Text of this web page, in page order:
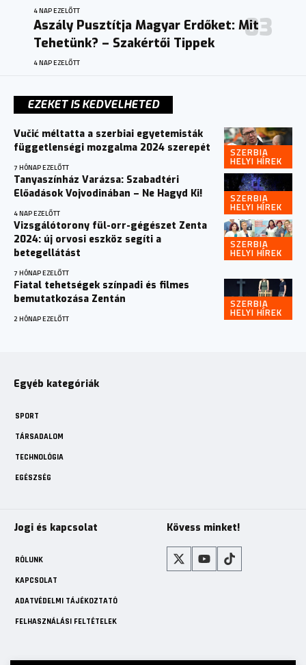
4 NAP EZELŐTT
Aszály Pusztítja Magyar Erdőket: Mit
Tehetünk? – Szakértői Tippek
4 NAP EZELŐTT
EZEKET IS KEDVELHETED
SZERBIA
HELYI HÍREK
Vučić méltatta a szerbiai egyetemisták
függetlenségi mozgalma 2024 szerepét
7 HÓNAP EZELŐTT
SZERBIA
HELYI HÍREK
Tanyaszínház Varázsa: Szabadtéri
Előadások Vojvodinában – Ne Hagyd Ki!
4 NAP EZELŐTT
SZERBIA
HELYI HÍREK
Vizsgálótorony fül-orr-gégészet Zenta
2024: új orvosi eszköz segíti a
betegellátást
7 HÓNAP EZELŐTT
SZERBIA
HELYI HÍREK
Fiatal tehetségek színpadi és filmes
bemutatkozása Zentán
2 HÓNAP EZELŐTT
Egyéb kategóriák
SPORT
TÁRSADALOM
TECHNOLÓGIA
EGÉSZSÉG
Jogi és kapcsolat
RÓLUNK
KAPCSOLAT
ADATVÉDELMI TÁJÉKOZTATÓ
FELHASZNÁLÁSI FELTÉTELEK
Kövess minket!